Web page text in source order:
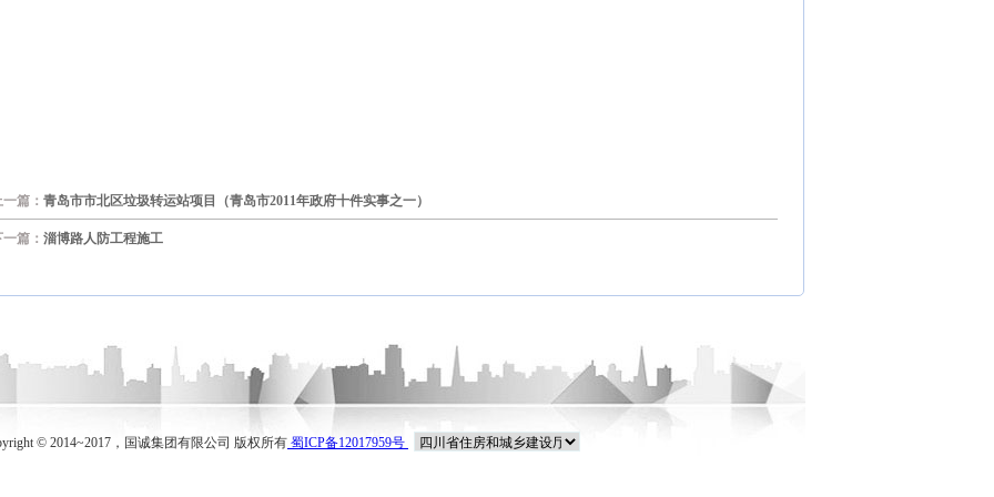
篇： 青岛市市北区垃圾转运站项目（青岛市2011年政府十件实事之一）
篇： 淄博路人防工程施工
© 2014~2017，国诚集团有限公司 版权所有 蜀ICP备12017959号